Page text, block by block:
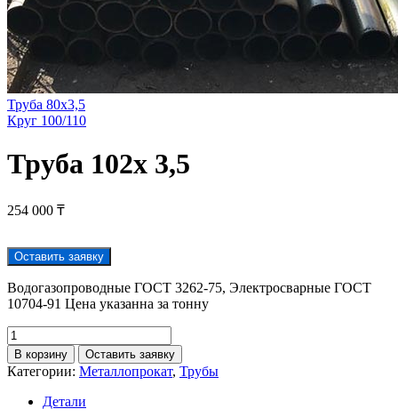
Труба 80х3,5
Круг 100/110
Труба 102х 3,5
254 000 ₸
Оставить заявку
Водогазопроводные ГОСТ 3262-75, Электросварные ГОСТ
10704-91 Цена указанна за тонну
В корзину Оставить заявку
Категории: Металлопрокат, Трубы
Детали